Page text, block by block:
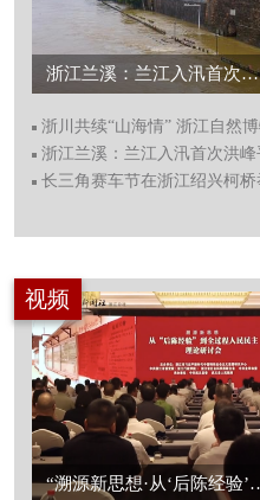
浙川共续“山海情” 浙江自然博物院珊瑚礁生物特展亮相四川...
浙江兰溪：兰江入汛首次洪
长三角赛车节在浙江绍兴柯桥
视频
领略龙舟文化 度过一个与“粽”不同的端午节...